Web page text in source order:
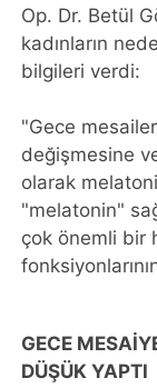
Op. Dr. Betül
kadınların
bilgileri verdi:
"Gece
değişmesine
olarak
"melatonin"
çok önemli bir
GECE
DÜŞÜK YAPTI